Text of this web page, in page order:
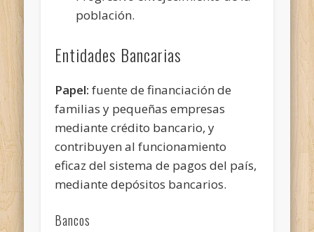
población.
Entidades Bancarias
Papel: fuente de financiación de
familias y pequeñas empresas
mediante crédito bancario, y
contribuyen al funcionamiento
eficaz del sistema de pagos del país,
mediante depósitos bancarios.
Bancos